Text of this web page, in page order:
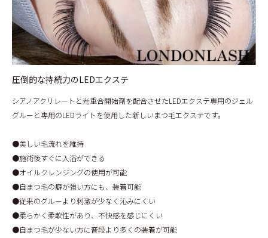
圧倒的な持続力のLEDエクステ
シアノアクリレートと光重合開始剤を配合させたLEDエクステ専用のジェル
グルーと専用のLEDライトを使用した新しいまつ毛エクステです。
●美しい毛流れを維持
●施術後すぐに入浴ができる
●オイルクレンジングの使用が可能
●自まつ毛の癖が強い方にも、装着可能
●従来のグルーより刺激が少なく沁みにくい
●柔らかく柔軟性があり、不快感を感じにくい
●自まつ毛が少ない方に普段より多くの装着が可能